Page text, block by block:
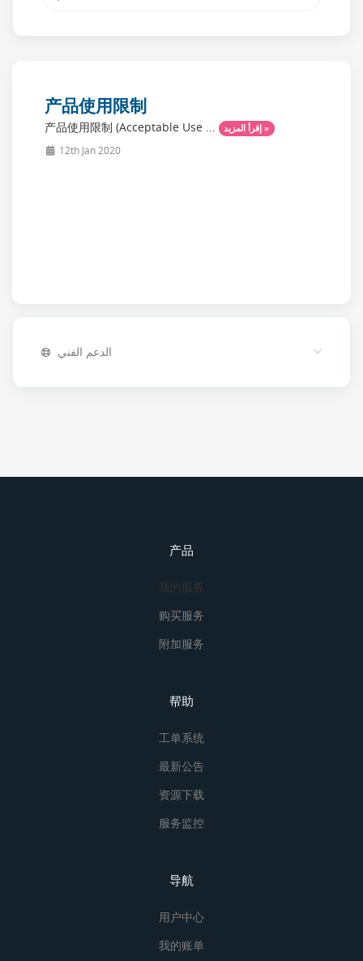
产品使用限制
产品使用限制 (Acceptable Use ... إقرأ المزيد »
12th Jan 2020
الدعم الفني
产品
我的服务
购买服务
附加服务
帮助
工单系统
最新公告
资源下载
服务监控
导航
用户中心
我的账单